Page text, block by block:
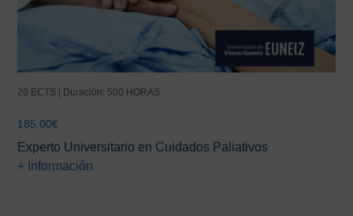
20 ECTS | Duración: 500 HORAS
185,00€
Experto Universitario en Cuidados Paliativos
+ Información